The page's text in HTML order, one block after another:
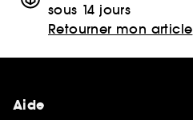
sous 14 jours
Retourner mon article
Aide